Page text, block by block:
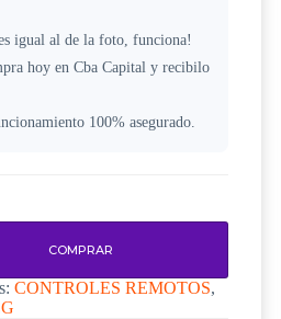
igual al de la foto, funciona!
hoy en Cba Capital y recibilo
100% asegurado.
COMPRAR
CONTROLES REMOTOS,